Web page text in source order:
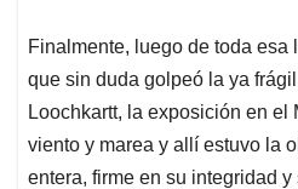
Finalmente, luego de toda esa
que sin duda golpeó la ya
Loochkartt, la exposición en el
viento y marea y allí estuvo la
entera, firme en su integridad